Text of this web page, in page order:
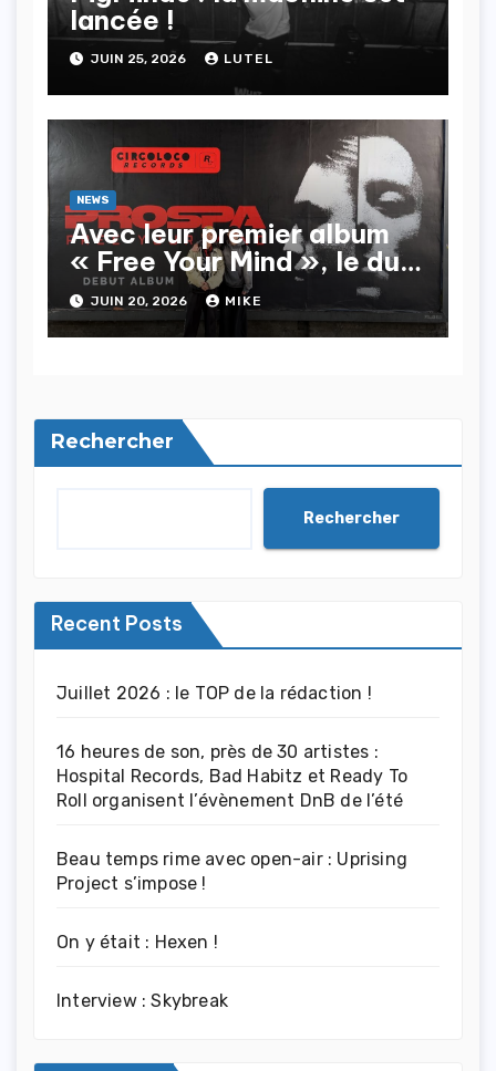
lancée !
JUIN 25, 2026 LUTEL
NEWS
Avec leur premier album
« Free Your Mind », le duo
Prospa transforme à
merveille l’essai !
JUIN 20, 2026 MIKE
Rechercher
Rechercher
Recent Posts
Juillet 2026 : le TOP de la rédaction !
16 heures de son, près de 30 artistes :
Hospital Records, Bad Habitz et Ready To
Roll organisent l’évènement DnB de l’été
Beau temps rime avec open-air : Uprising
Project s’impose !
On y était : Hexen !
Interview : Skybreak